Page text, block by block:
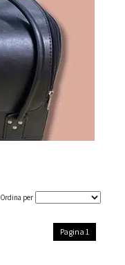
Ordina per
Pagina 1